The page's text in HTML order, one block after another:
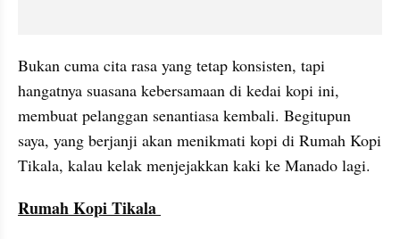
Bukan cuma cita rasa yang tetap konsisten, tapi
hangatnya suasana kebersamaan di kedai kopi ini,
membuat pelanggan senantiasa kembali. Begitupun
Tikala, kalau kelak menjejakkan kaki ke Manado lagi.
Rumah Kopi Tikala